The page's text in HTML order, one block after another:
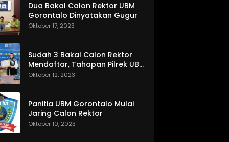
Dua Bakal Calon Rektor UBM
Gorontalo Dinyatakan Gugur
Oktober 17, 2023
Sudah 3 Bakal Calon Rektor
Mendaftar, Tahapan Pilrek UBM
Gorontalo Makin Seru
Oktober 12, 2023
Panitia UBM Gorontalo Mulai
Jaring Calon Rektor
Oktober 10, 2023